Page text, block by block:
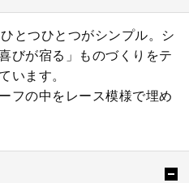
とつひとつがシンプル。シ
びが宿る」ものづくりをテ
います。
フの中をレース模様で埋め